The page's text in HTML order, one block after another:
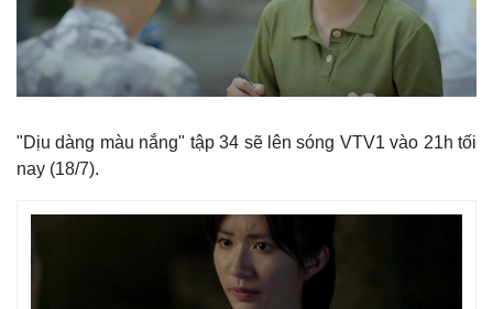
"Dịu dàng màu nắng" tập 34 sẽ lên sóng VTV1 vào 21h tối
nay (18/7).